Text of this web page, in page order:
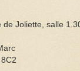
de Joliette, salle